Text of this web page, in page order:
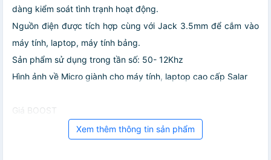
dàng kiểm soát tình trạnh hoạt động.
Nguồn điện được tích hợp cùng với Jack 3.5mm để cắm vào
máy tính, laptop, máy tính bảng.
Sản phẩm sử dụng trong tần số: 50- 12Khz
Hình ảnh về Micro giành cho máy tính, laptop cao cấp Salar
Giá BOOST
Xem thêm thông tin sản phẩm